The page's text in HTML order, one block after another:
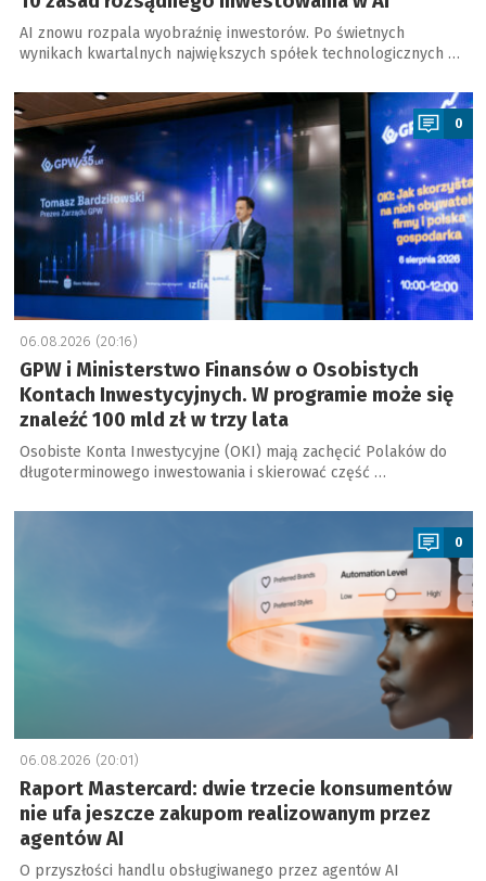
AI znowu rozpala wyobraźnię inwestorów. Po świetnych
wynikach kwartalnych największych spółek technologicznych …
a
0
06.08.2026 (20:16)
GPW i Ministerstwo Finansów o Osobistych
Kontach Inwestycyjnych. W programie może się
znaleźć 100 mld zł w trzy lata
Osobiste Konta Inwestycyjne (OKI) mają zachęcić Polaków do
długoterminowego inwestowania i skierować część …
a
0
06.08.2026 (20:01)
Raport Mastercard: dwie trzecie konsumentów
nie ufa jeszcze zakupom realizowanym przez
agentów AI
O przyszłości handlu obsługiwanego przez agentów AI